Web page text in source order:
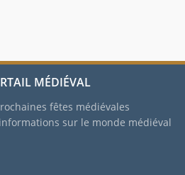
MÉDIÉVAL
fêtes médiévales
sur le monde médiéval